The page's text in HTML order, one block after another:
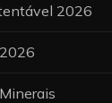
2026